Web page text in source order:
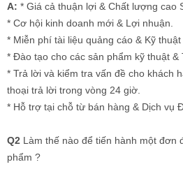
A: * Giá cả thuận lợi & Chất lượng cao
* Cơ hội kinh doanh mới & Lợi nhuận.
* Miễn phí tài liệu quảng cáo & Kỹ
* Đào tạo cho các sản phẩm kỹ thuật &
* Trả lời và kiểm tra vấn đề cho khách
thoại trả lời trong vòng 24 giờ.
* Hỗ trợ tại chỗ từ bán hàng & Dịch vụ
Q2 Làm thế nào để tiến hành một đơn
phẩm ?